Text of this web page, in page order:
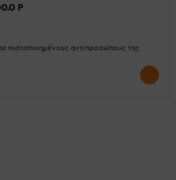
P
πιστοποιημένους αντιπροσώπους της